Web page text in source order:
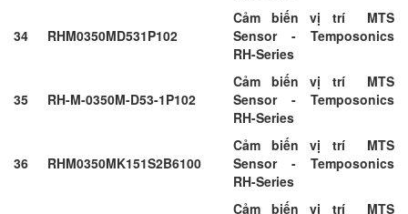
34 RHM0350MD531P102
Cảm biến vị trí MTS
Sensor - Temposonics
RH-Series
35 RH-M-0350M-D53-1P102
Cảm biến vị trí MTS
Sensor - Temposonics
RH-Series
36 RHM0350MK151S2B6100
Cảm biến vị trí MTS
Sensor - Temposonics
RH-Series
Cảm biến vị trí MTS